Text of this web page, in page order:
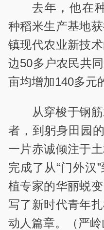
去年，他在
种稻米生产基地
镇现代农业新技
边50多户农民共
亩均增加140多元
从穿梭于钢
者，到躬身田园
一片赤诚倾注于
完成了从“门外汉
植专家的华丽蜕
写了新时代青年
动人篇章。（严岭